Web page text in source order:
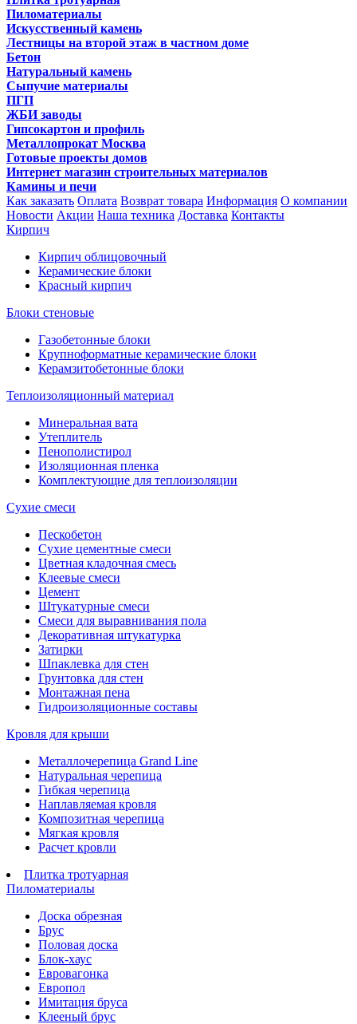
Пиломатериалы
Искусственный камень
Лестницы на второй этаж в частном доме
Бетон
Натуральный камень
Сыпучие материалы
ПГП
ЖБИ заводы
Гипсокартон и профиль
Металлопрокат Москва
Готовые проекты домов
Интернет магазин строительных материалов
Камины и печи
Как заказать Оплата Возврат товара Информация О компании
Новости Акции Наша техника Доставка Контакты
Кирпич
Кирпич облицовочный
Керамические блоки
Красный кирпич
Блоки стеновые
Газобетонные блоки
Крупноформатные керамические блоки
Керамзитобетонные блоки
Теплоизоляционный материал
Минеральная вата
Утеплитель
Пенополистирол
Изоляционная пленка
Комплектующие для теплоизоляции
Сухие смеси
Пескобетон
Сухие цементные смеси
Цветная кладочная смесь
Клеевые смеси
Цемент
Штукатурные смеси
Смеси для выравнивания пола
Декоративная штукатурка
Затирки
Шпаклевка для стен
Грунтовка для стен
Монтажная пена
Гидроизоляционные составы
Кровля для крыши
Металлочерепица Grand Line
Натуральная черепица
Гибкая черепица
Наплавляемая кровля
Композитная черепица
Мягкая кровля
Расчет кровли
Плитка тротуарная
Пиломатериалы
Доска обрезная
Брус
Половая доска
Блок-хаус
Евровагонка
Европол
Имитация бруса
Клееный брус